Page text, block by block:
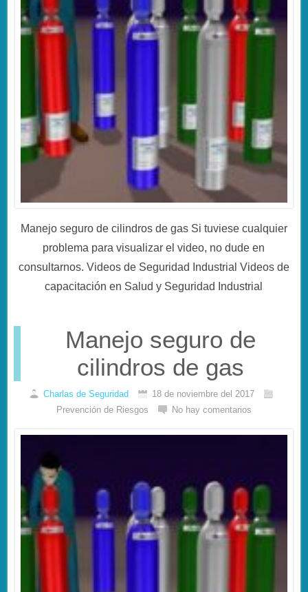
Manejo seguro de cilindros de gas Si tuviese cualquier
problema para visualizar el video, no dude en
consultarnos. Videos de Seguridad Industrial Videos de
capacitación en Salud y Seguridad Industrial
Manejo seguro de
cilindros de gas
Charlas de Seguridad
18 de noviembre del 2017
Prevención de Riesgos
No hay comentarios